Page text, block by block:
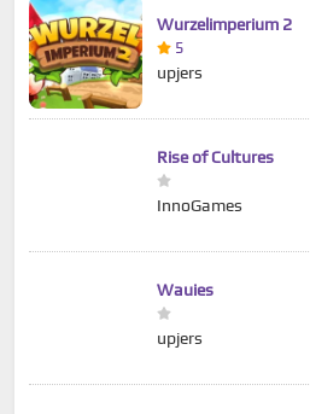
Wurzelimperium 2
5
upjers
Rise of Cultures
InnoGames
Wauies
upjers